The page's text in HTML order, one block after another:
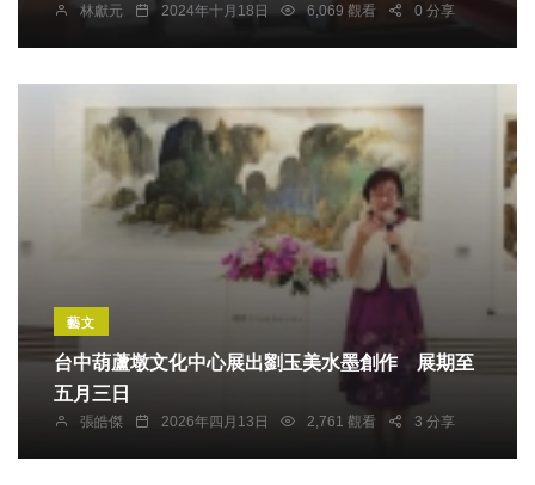
林獻元 2024年十月18日 6,069 觀看 0 分享
藝文
台中葫蘆墩文化中心展出劉玉美水墨創作 展期至
五月三日
張皓傑 2026年四月13日 2,761 觀看 3 分享